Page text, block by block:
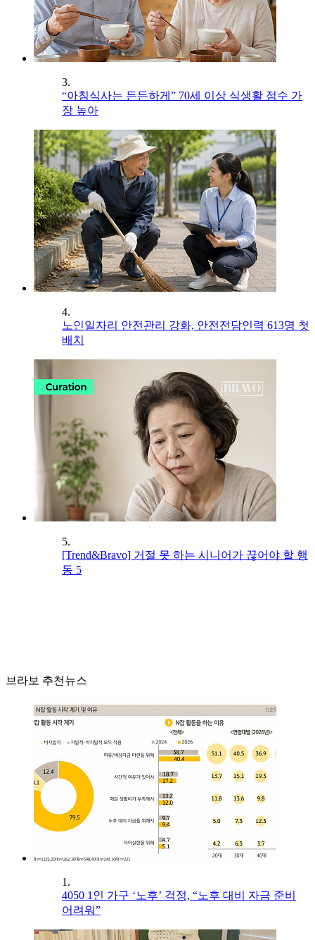
3.
“아침식사는 든든하게” 70세 이상 식생활 점수 가
장 높아
4.
노인일자리 안전관리 강화, 안전전담인력 613명 첫
배치
5.
[Trend&Bravo] 거절 못 하는 시니어가 끊어야 할 행
동 5
브라보 추천뉴스
1.
4050 1인 가구 ‘노후’ 걱정, “노후 대비 자금 준비
어려워”